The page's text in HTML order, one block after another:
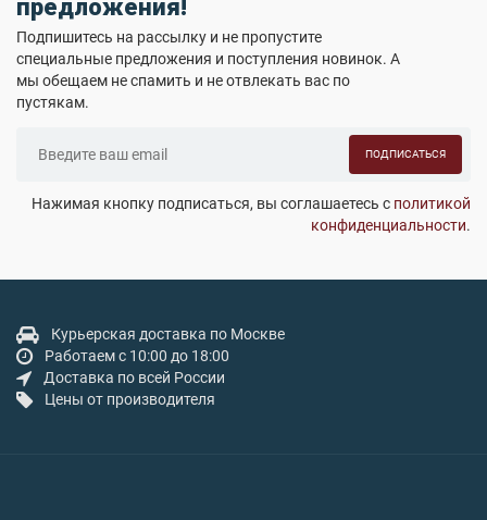
предложения!
Подпишитесь на рассылку и не пропустите
специальные предложения и поступления новинок. А
мы обещаем не спамить и не отвлекать вас по
пустякам.
ПОДПИСАТЬСЯ
Нажимая кнопку подписаться, вы соглашаетесь с политикой
конфиденциальности.
Курьерская доставка по Москве
Работаем с 10:00 до 18:00
Доставка по всей России
Цены от производителя